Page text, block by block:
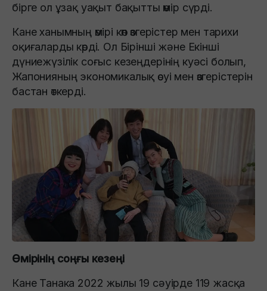
бірге ол ұзақ уақыт бақытты өмір сүрді.
Кане ханымның өмірі көп өзгерістер мен тарихи
оқиғаларды көрді. Ол Бірінші және Екінші
дүниежүзілік соғыс кезеңдерінің куәсі болып,
Жапонияның экономикалық өсуі мен өзгерістерін
бастан өткерді.
Өмірінің соңғы кезеңі
Кане Танака 2022 жылы 19 сәуірде 119 жасқа